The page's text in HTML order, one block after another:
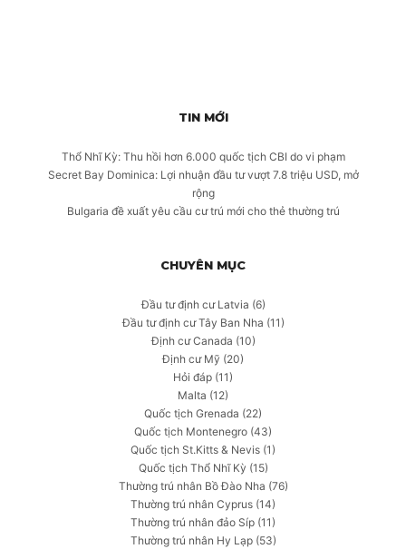
TIN MỚI
Thổ Nhĩ Kỳ: Thu hồi hơn 6.000 quốc tịch CBI do vi phạm
Secret Bay Dominica: Lợi nhuận đầu tư vượt 7.8 triệu USD, mở
rộng
Bulgaria đề xuất yêu cầu cư trú mới cho thẻ thường trú
CHUYÊN MỤC
Đầu tư định cư Latvia (6)
Đầu tư định cư Tây Ban Nha (11)
Định cư Canada (10)
Định cư Mỹ (20)
Hỏi đáp (11)
Malta (12)
Quốc tịch Grenada (22)
Quốc tịch Montenegro (43)
Quốc tịch St.Kitts & Nevis (1)
Quốc tịch Thổ Nhĩ Kỳ (15)
Thường trú nhân Bồ Đào Nha (76)
Thường trú nhân Cyprus (14)
Thường trú nhân đảo Síp (11)
Thường trú nhân Hy Lạp(53)